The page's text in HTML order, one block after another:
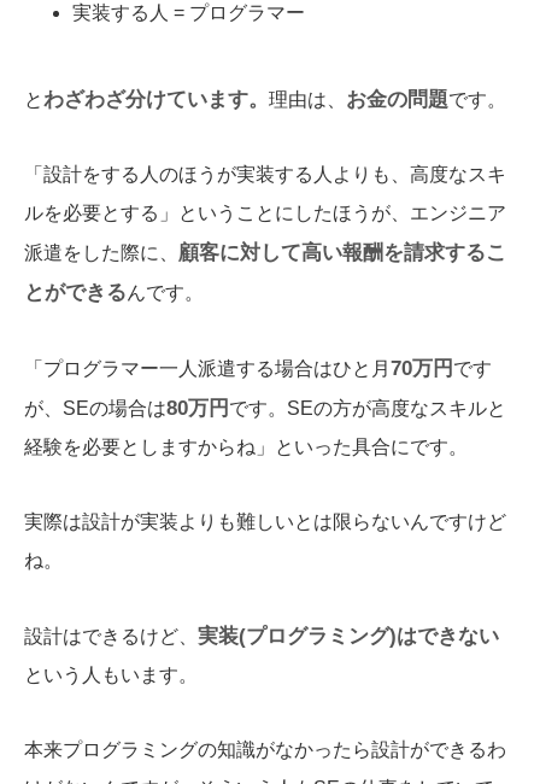
実装する人 = プログラマー
と わざわざ分けています。 理由は、 お金の問題です。
「設計をする人のほうが実装する人よりも、高度なスキ
ルを必要とする」ということにしたほうが、エンジニア
派遣をした際に、 顧客に対して高い報酬を請求するこ
とができるんです。
「プログラマー一人派遣する場合はひと月 70万円 です
が、SEの場合は80万円 です。SEの方が高度なスキルと
経験を必要としますからね」といった具合にです。
実際は設計が実装よりも難しいとは限らないんですけど
ね。
設計はできるけど、 実装(プログラミング)はできない
という人もいます。
本来プログラミングの知識がなかったら設計ができるわ